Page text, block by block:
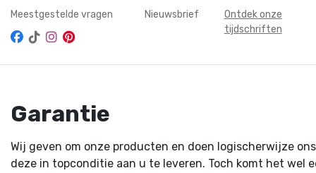
Meestgestelde vragen Nieuwsbrief
Ontdek onze
tijdschriften
Garantie
Wij geven om onze producten en doen logischerwijze
deze in topconditie aan u te leveren. Toch komt het wel